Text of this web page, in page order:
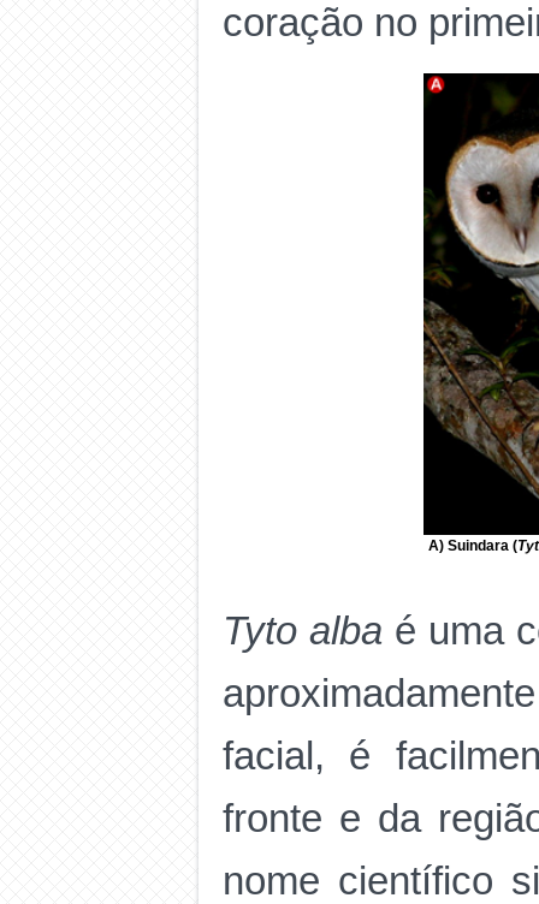
coração no
A) Suindara (
Tyto alba é uma
facial, é
fronte e da
nome científico